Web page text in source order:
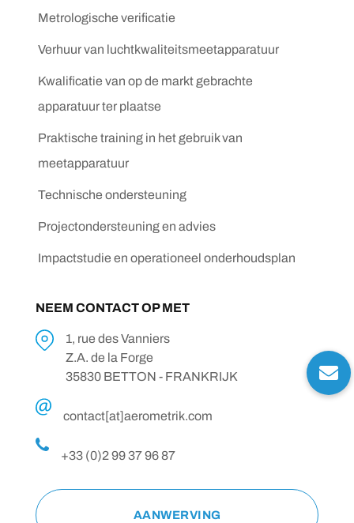
Metrologische verificatie
Verhuur van luchtkwaliteitsmeetapparatuur
Kwalificatie van op de markt gebrachte
apparatuur ter plaatse
Praktische training in het gebruik van
meetapparatuur
Technische ondersteuning
Projectondersteuning en advies
Impactstudie en operationeel onderhoudsplan
NEEM CONTACT OP MET
1, rue des Vanniers
Z.A. de la Forge
35830 BETTON - FRANKRIJK
contact[at]aerometrik.com
+33 (0)2 99 37 96 87
AANWERVING